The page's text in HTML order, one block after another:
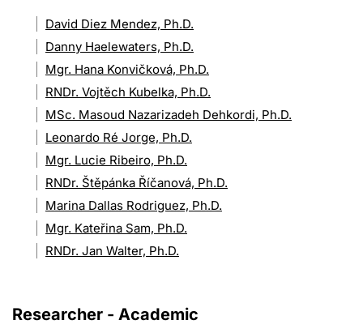
David Diez Mendez, Ph.D.
Danny Haelewaters, Ph.D.
Mgr. Hana Konvičková, Ph.D.
RNDr. Vojtěch Kubelka, Ph.D.
MSc. Masoud Nazarizadeh Dehkordi, Ph.D.
Leonardo Ré Jorge, Ph.D.
Mgr. Lucie Ribeiro, Ph.D.
RNDr. Štěpánka Říčanová, Ph.D.
Marina Dallas Rodriguez, Ph.D.
Mgr. Kateřina Sam, Ph.D.
RNDr. Jan Walter, Ph.D.
Researcher - Academic